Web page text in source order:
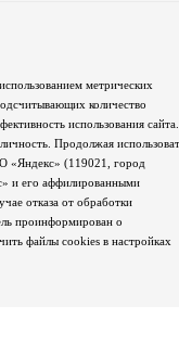
метрических
количество
использования сайта.
Продолжая
«Яндекс» (119021, город
и его аффилированными
отказа от обработки
проинформирован о
файлы cookies в настройках